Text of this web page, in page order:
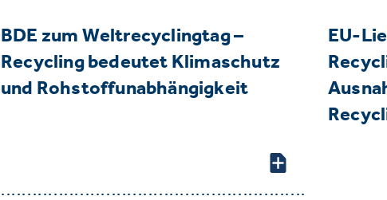
BDE zum Weltrecyclingtag –
Recycling bedeutet Klimaschutz
und Rohstoffunabhängigkeit
EU-